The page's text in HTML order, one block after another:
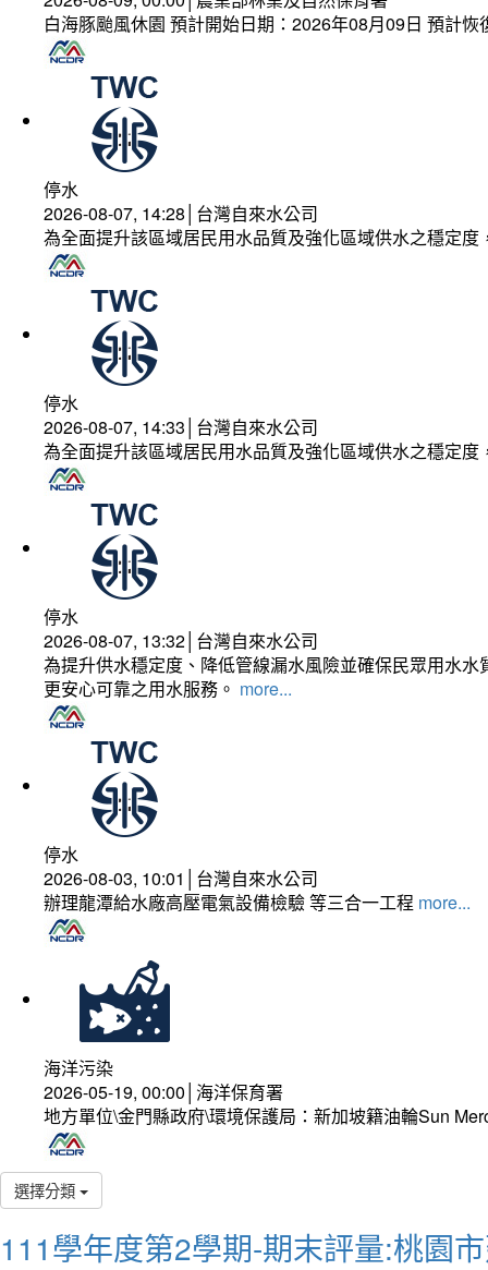
白海豚颱風休園 預計開始日期：2026年08月09日 預計
停水
2026-08-07, 14:28│台灣自來水公司
為全面提升該區域居民用水品質及強化區域供水之穩定
停水
2026-08-07, 14:33│台灣自來水公司
為全面提升該區域居民用水品質及強化區域供水之穩定
停水
2026-08-07, 13:32│台灣自來水公司
為提升供水穩定度、降低管線漏水風險並確保民眾用水
更安心可靠之用水服務。 more...
停水
2026-08-03, 10:01│台灣自來水公司
辦理龍潭給水廠高壓電氣設備檢驗 等三合一工程 more...
海洋污染
2026-05-19, 00:00│海洋保育署
地方單位\金門縣政府\環境保護局：新加坡籍油輪Sun
選擇分類
111學年度第2學期-期末評量:桃園